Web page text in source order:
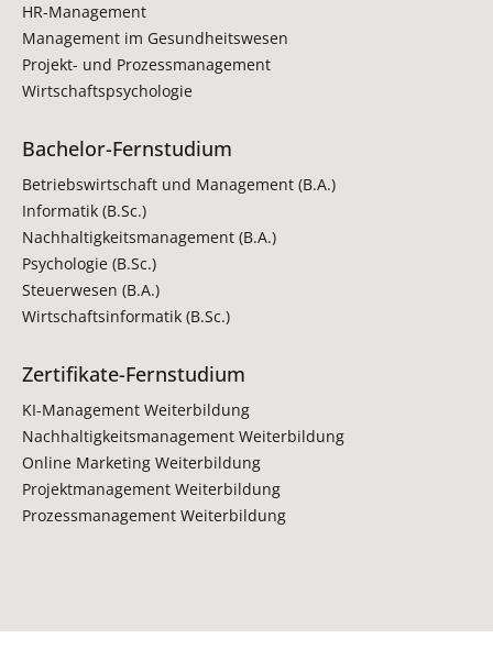
HR-Management
Management im Gesundheitswesen
Projekt- und Prozessmanagement
Wirtschaftspsychologie
Bachelor-Fernstudium
Betriebswirtschaft und Management (B.A.)
Informatik (B.Sc.)
Nachhaltigkeitsmanagement (B.A.)
Psychologie (B.Sc.)
Steuerwesen (B.A.)
Wirtschaftsinformatik (B.Sc.)
Zertifikate-Fernstudium
KI-Management Weiterbildung
Nachhaltigkeitsmanagement Weiterbildung
Online Marketing Weiterbildung
Projektmanagement Weiterbildung
Prozessmanagement Weiterbildung